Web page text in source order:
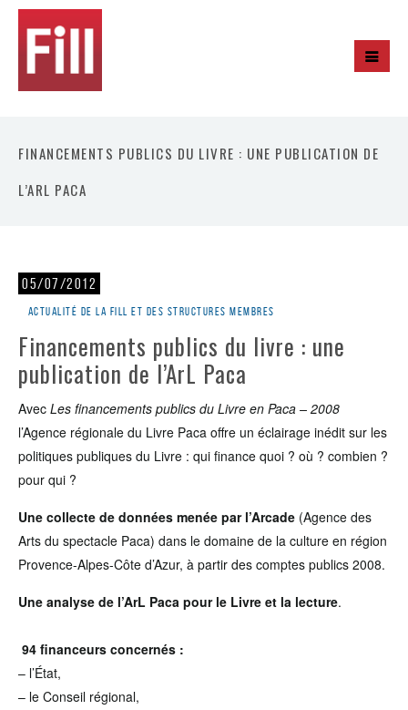
FINANCEMENTS PUBLICS DU LIVRE : UNE PUBLICATION DE
L’ARL PACA
05/07/2012
Actualité de la Fill et des structures membres
Financements publics du livre : une
publication de l’ArL Paca
Avec Les financements publics du Livre en Paca – 2008
l’Agence régionale du Livre Paca offre un éclairage inédit sur les
politiques publiques du Livre : qui finance quoi ? où ? combien ?
pour qui ?
Une collecte de données menée par l’Arcade (Agence des
Arts du spectacle Paca) dans le domaine de la culture en région
Provence-Alpes-Côte d’Azur, à partir des comptes publics 2008.
Une analyse de l’ArL Paca pour le Livre et la lecture.
94 financeurs concernés :
– l’État,
– le Conseil régional,